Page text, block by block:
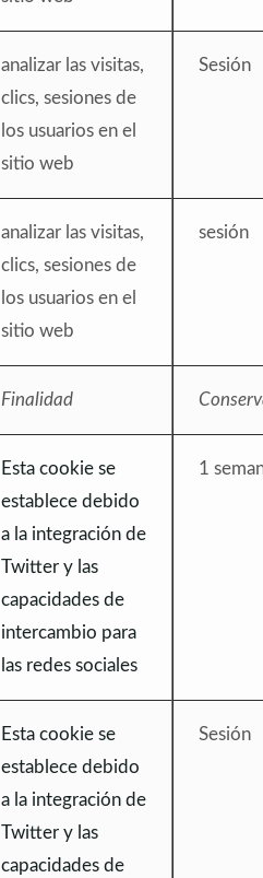
analizar las visitas,
clics, sesiones de
los usuarios en el
sitio web
Sesión
analizar las visitas,
clics, sesiones de
los usuarios en el
sitio web
sesión
Finalidad
Esta cookie se
establece debido
a la integración de
Twitter y las
capacidades de
intercambio para
las redes sociales
1
Esta cookie se
establece debido
a la integración de
Twitter y las
capacidades de
Sesión